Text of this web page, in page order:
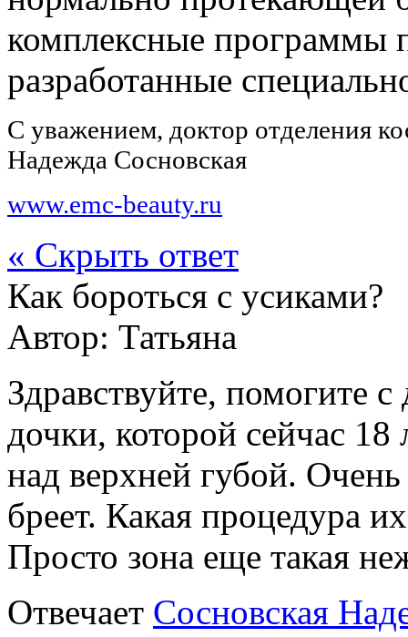
комплексные программы
разработанные
С уважением, доктор отделения
Надежда Сосновская
www.emc-beauty.ru
« Скрыть ответ
Как бороться с усиками?
Автор: Татьяна
Здравствуйте, помогите
дочки, которой сейчас 18
над верхней губой.
бреет. Какая процедура
Просто зона еще такая
Отвечает Сосновская